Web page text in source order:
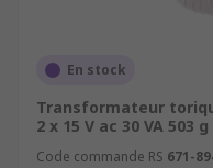
En stock
Transformateur
2 x 15 V ac 30 VA 503 g
Code commande RS 671-